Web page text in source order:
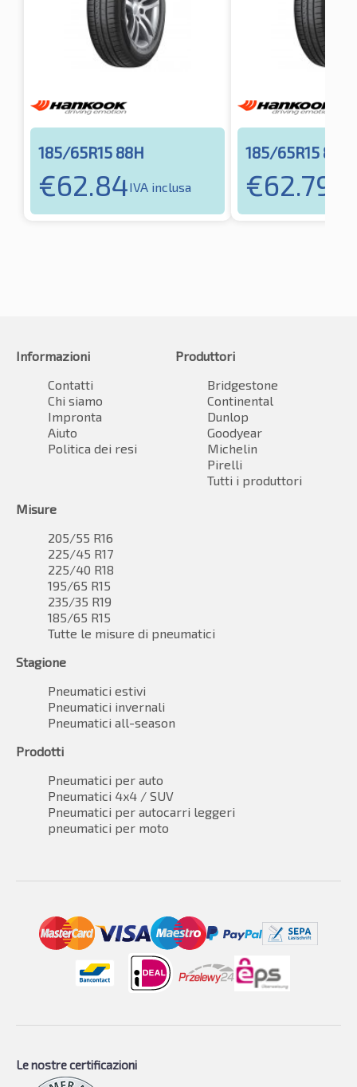
185/65R15 88H
€62.84IVA inclusa
185/65R15 88T
€62.79
Informazioni
Contatti
Chi siamo
Impronta
Aiuto
Politica dei resi
Produttori
Bridgestone
Continental
Dunlop
Goodyear
Michelin
Pirelli
Tutti i produttori
Misure
205/55 R16
225/45 R17
225/40 R18
195/65 R15
235/35 R19
185/65 R15
Tutte le misure di pneumatici
Stagione
Pneumatici estivi
Pneumatici invernali
Pneumatici all-season
Prodotti
Pneumatici per auto
Pneumatici 4x4 / SUV
Pneumatici per autocarri leggeri
pneumatici per moto
Le nostre certificazioni